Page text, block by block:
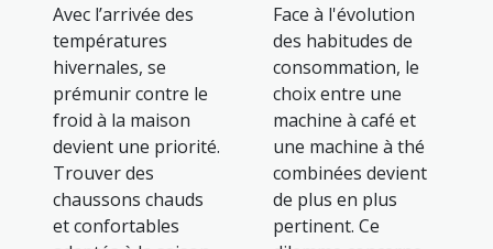
Avec l’arrivée des
températures
hivernales, se
prémunir contre le
froid à la maison
devient une priorité.
Trouver des
chaussons chauds
et confortables
Face à l'évolution
des habitudes de
consommation, le
choix entre une
machine à café et
une machine à thé
combinées devient
de plus en plus
pertinent. Ce